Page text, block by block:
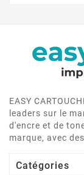
EASY
leaders sur le
d'encre et de
marque, avec
Catégories